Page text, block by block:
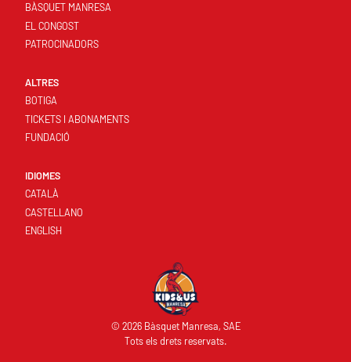
BÀSQUET MANRESA
EL CONGOST
PATROCINADORS
ALTRES
BOTIGA
TICKETS I ABONAMENTS
FUNDACIÓ
IDIOMES
CATALÀ
CASTELLANO
ENGLISH
© 2026 Bàsquet Manresa, SAE
Tots els drets reservats.